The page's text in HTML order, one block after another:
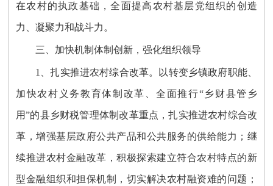
在农村的执政基础，全面提高农村基层党组织的创造
力、凝聚力和战斗力。
三、加快机制体制创新，强化组织领导
1、扎实推进农村综合改革。以转变乡镇政府职能、
加快农村义务教育体制改革、全面推行“乡财县管乡
用”的县乡财税管理体制改革重点，扎实推进农村综合改
革，增强基层政府公共产品和公共服务的供给能力；继
续推进农村金融改革，积极探索建立符合农村特点的新
型金融组织和担保机制，切实解决农村融资难的问题；